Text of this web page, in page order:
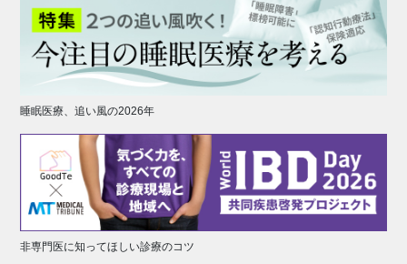
睡眠医療、追い風の2026年
非専門医に知ってほしい診療のコツ